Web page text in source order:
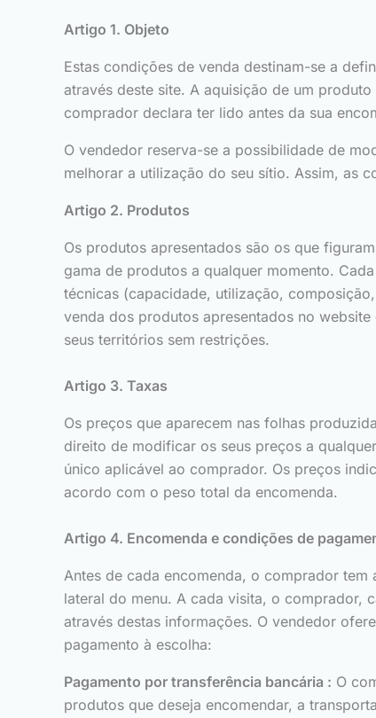
Artigo 1. Objeto
Estas condições de venda destinam-se a
através deste site. A aquisição de um
comprador declara ter lido antes da sua
O vendedor reserva-se a possibilidade de
melhorar a utilização do seu sítio. Assim, as
Artigo 2. Produtos
Os produtos apresentados são os que
gama de produtos a qualquer momento.
técnicas (capacidade, utilização,
venda dos produtos apresentados no
seus territórios sem restrições.
Artigo 3. Taxas
Os preços que aparecem nas folhas
direito de modificar os seus preços a
único aplicável ao comprador. Os preços
acordo com o peso total da encomenda.
Artigo 4. Encomenda e condições de
Antes de cada encomenda, o comprador
lateral do menu. A cada visita, o comprador,
através destas informações. O vendedor
pagamento à escolha:
Pagamento por transferência bancária : O
produtos que deseja encomendar, a